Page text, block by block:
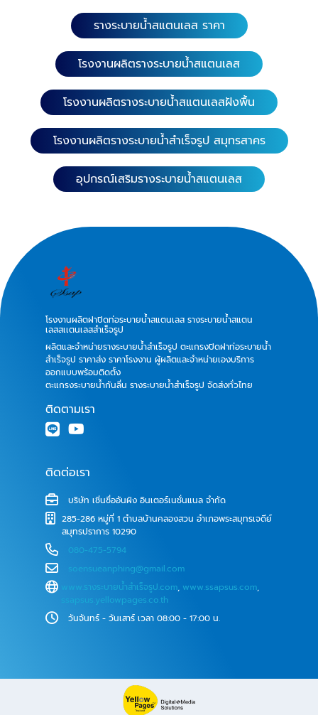
ซม. ความสูง 35 ซม. 15. บ่อพัก(สำเร็จรูป) เกรดสแตน
เลส 304 หนา 1.0 มิล. ความยาว 60x80 ซม. หน้ากว้าง
40 ซม. ความสูง 30 ซม. บรรจุได้ 45-60 ลิตร
รางระบายน้ำสแตนเลส ราคา
โรงงานผลิตรางระบายน้ำสแตนเลส
โรงงานผลิตรางระบายน้ำสแตนเลสฝังพื้น
โรงงานผลิตรางระบายน้ำสำเร็จรูป สมุทรสาคร
อุปกรณ์เสริมรางระบายน้ำสแตนเลส
โรงงานผลิตฝาปิดท่อระบายน้ำสแตนเลส รางระบายน้ำสแตน
เลสสเเตนเลสสำเร็จรูป
ผลิตและจำหน่ายรางระบายน้ำสำเร็จรูป ตะแกรงปิดฝาท่อระบายน้ำ
สำเร็จรูป ราคาส่ง ราคาโรงงาน ผู้ผลิตและจำหน่ายเองบริการ
ออกแบบพร้อมติดตั้ง
ตะแกรงระบายน้ำกันลื่น รางระบายน้ำสำเร็จรูป จัดส่งทั่วไทย
ติดตามเรา
ติดต่อเรา
บริษัท เซิ่นซื่ออันผิง อินเตอร์เนชั่นแนล จำกัด
285-286 หมู่ที่ 1 ตำบลบ้านคลองสวน อำเภอพระสมุทรเจดีย์
สมุทรปราการ 10290
080-475-5794
soensueanphing@gmail.com
www.รางระบายน้ําสําเร็จรูป.com, www.ssapsus.com,
ssapsus.yellowpages.co.th
วันจันทร์ - วันเสาร์ เวลา 08:00 - 17:00 น.